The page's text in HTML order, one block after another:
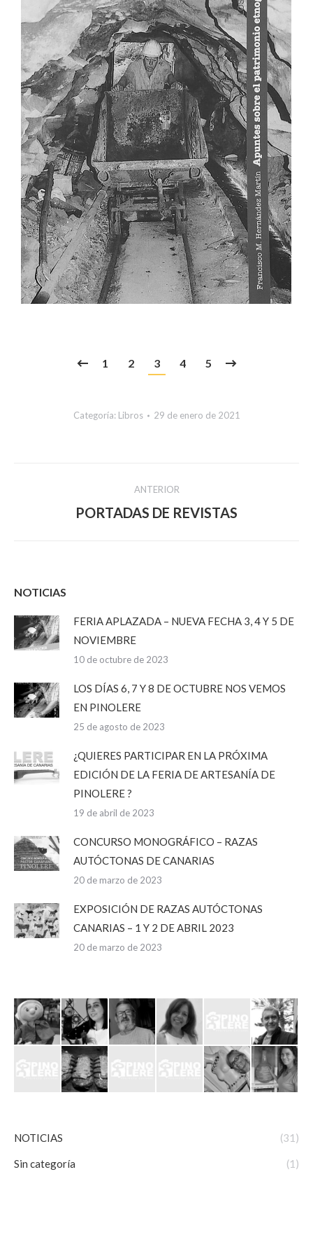
1 2 3 4 5
Categoría: Libros 29 de enero de 2021
ANTERIOR
Álbum
PORTADAS DE REVISTAS
NOTICIAS
FERIA APLAZADA – NUEVA FECHA 3, 4 Y 5 DE
NOVIEMBRE
10 de octubre de 2023
LOS DÍAS 6, 7 Y 8 DE OCTUBRE NOS VEMOS
EN PINOLERE
25 de agosto de 2023
¿QUIERES PARTICIPAR EN LA PRÓXIMA
EDICIÓN DE LA FERIA DE ARTESANÍA DE
PINOLERE ?
19 de abril de 2023
CONCURSO MONOGRÁFICO – RAZAS
AUTÓCTONAS DE CANARIAS
20 de marzo de 2023
EXPOSICIÓN DE RAZAS AUTÓCTONAS
CANARIAS – 1 Y 2 DE ABRIL 2023
20 de marzo de 2023
NOTICIAS (31)
Sin categoría (1)